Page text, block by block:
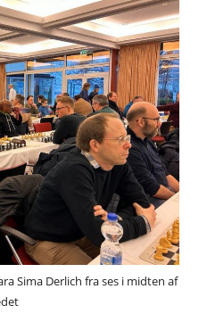
Sima Derlich fra ses i midten af